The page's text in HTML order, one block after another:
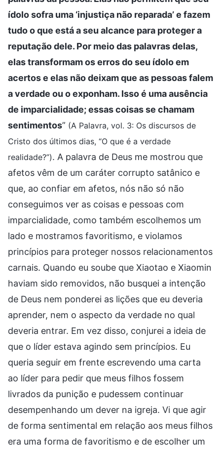
ídolo sofra uma ‘injustiça não reparada’ e fazem
tudo o que está a seu alcance para proteger a
reputação dele. Por meio das palavras delas,
elas transformam os erros do seu ídolo em
acertos e elas não deixam que as pessoas falem
a verdade ou o exponham. Isso é uma ausência
de imparcialidade; essas coisas se chamam
sentimentos” (A Palavra, vol. 3: Os discursos de
Cristo dos últimos dias, “O que é a verdade
realidade?”). A palavra de Deus me mostrou que
afetos vêm de um caráter corrupto satânico e
que, ao confiar em afetos, nós não só não
conseguimos ver as coisas e pessoas com
imparcialidade, como também escolhemos um
lado e mostramos favoritismo, e violamos
princípios para proteger nossos relacionamentos
carnais. Quando eu soube que Xiaotao e Xiaomin
haviam sido removidos, não busquei a intenção
de Deus nem ponderei as lições que eu deveria
aprender, nem o aspecto da verdade no qual
deveria entrar. Em vez disso, conjurei a ideia de
que o líder estava agindo sem princípios. Eu
queria seguir em frente escrevendo uma carta
ao líder para pedir que meus filhos fossem
livrados da punição e pudessem continuar
desempenhando um dever na igreja. Vi que agir
de forma sentimental em relação aos meus filhos
era uma forma de favoritismo e de escolher um